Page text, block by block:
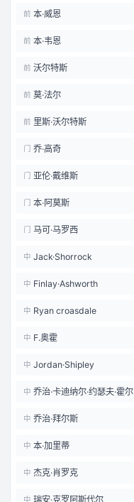
前 本·威恩
前 本·韦恩
前 沃尔特斯
前 莫·法尔
前 里斯·沃尔特斯
门 乔·高奇
门 亚伦·戴维斯
门 本·阿莫斯
门 马可·马罗西
中 Jack·Shorrock
中 Finlay·Ashworth
中 Ryan croasdale
中 F.奥霍
中 Jordan·Shipley
中 乔治·卡迪纳尔·约瑟夫·霍尔
中 乔治·拜尔斯
中 本·加里蒂
中 杰克·肖罗克
中 瑞安·克罗阿斯代尔